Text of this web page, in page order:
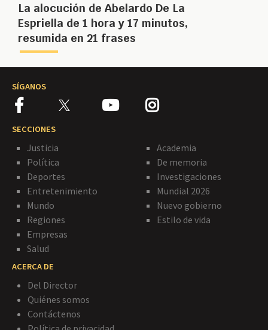
La alocución de Abelardo De La
Espriella de 1 hora y 17 minutos,
resumida en 21 frases
SÍGANOS
SECCIONES
Justicia
Política
Deportes
Entretenimiento
Mundo
Regiones
Empresas
Salud
Academia
De memoria
Investigaciones
Mundial 2026
Nuevo gobierno
Estilo de vida
ACERCA DE
Del Director
Quiénes somos
Contáctenos